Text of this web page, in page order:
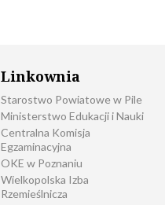
Linkownia
Starostwo Powiatowe w Pile
Ministerstwo Edukacji i Nauki
Centralna Komisja
Egzaminacyjna
OKE w Poznaniu
Wielkopolska Izba
Rzemieślnicza